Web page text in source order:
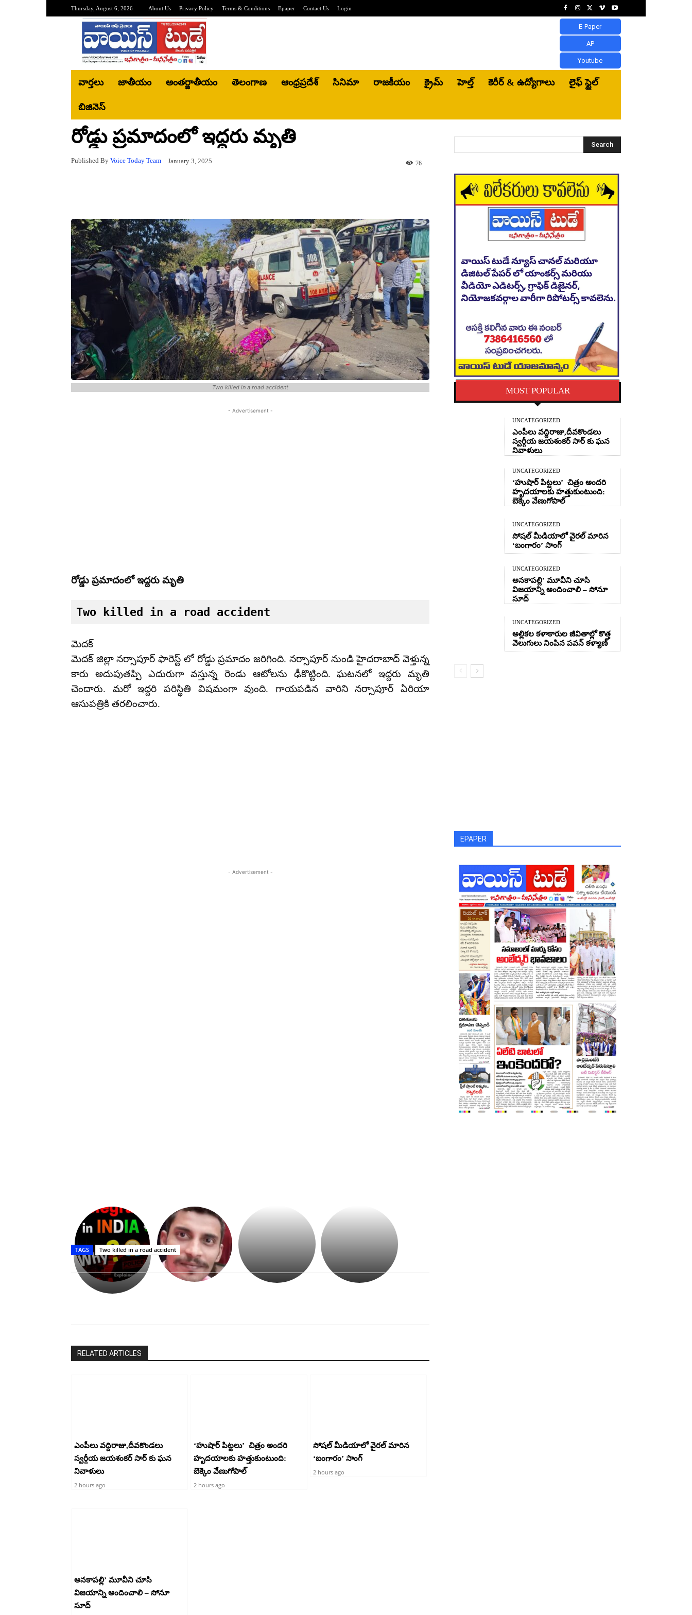
Thursday, August 6, 2026 About Us Privacy Policy Terms & Conditions Epaper Contact Us Login
E-Paper
AP
Youtube
వార్తలు జాతీయం అంతర్జాతీయం తెలంగాణ ఆంధ్రప్రదేశ్ సినిమా రాజకీయం క్రైమ్ హెల్త్‌ కెరీర్ & ఉద్యోగాలు లైఫ్ స్టైల్
బిజినెస్‌
రోడ్డు ప్రమాదంలో ఇద్దరు మృతి
Published By Voice Today Team January 3, 2025 76
Two killed in a road accident
- Advertisement -
రోడ్డు ప్రమాదంలో ఇద్దరు మృతి
Two killed in a road accident
మెదక్
మెదక్ జిల్లా నర్సాపూర్ ఫారెస్ట్ లో రోడ్డు ప్రమాదం జరిగింది. నర్సాపూర్ నుండి హైదరాబాద్ వెళ్తున్న
కారు అదుపుతప్పి ఎదురుగా వస్తున్న రెండు ఆటోలను ఢీకొట్టింది. ఘటనలో ఇద్దరు మృతి
చెందారు. మరో ఇద్దరి పరిస్థితి విషమంగా వుంది. గాయపడిన వారిని నర్సాపూర్ ఏరియా
ఆసుపత్రికి తరలించారు.
- Advertisement -
ప్రసాదం
తీర్థం..తులసీదళం
అసంపూర్ణం
సినిమాతో
పాన్
స్టార్
హీరోయిన్‏గా
శ్రీనిధి
Upasana:
భర్తపై
రివెంజ్
తీర్చుకున్న
ఉపాసన..
పాపం
రామ్
TAGS Two killed in a road accident
RELATED ARTICLES
ఎంపీలు వద్దిరాజు,దీవకొండలు
స్వర్గీయ జయశంకర్ సార్ కు ఘన
నివాళులు
2 hours ago
‘హుషార్‌ పిట్టలు’ చిత్రం అందరి
హృదయాలకు హత్తుకుంటుంది:
బెక్కెం వేణుగోపాల్‌
2 hours ago
సోషల్ మీడియాలో వైరల్ మారిన
‘బంగారం’ సాంగ్
2 hours ago
అనకాపల్లి’ మూవీని చూసి
విజయాన్ని అందించాలి – సోనూ
సూద్
Search
MOST POPULAR
UNCATEGORIZED
ఎంపీలు వద్దిరాజు,దీవకొండలు
స్వర్గీయ జయశంకర్ సార్ కు ఘన
నివాళులు
UNCATEGORIZED
‘హుషార్‌ పిట్టలు’ చిత్రం అందరి
హృదయాలకు హత్తుకుంటుంది:
బెక్కెం వేణుగోపాల్‌
UNCATEGORIZED
సోషల్ మీడియాలో వైరల్ మారిన
‘బంగారం’ సాంగ్
UNCATEGORIZED
అనకాపల్లి’ మూవీని చూసి
విజయాన్ని అందించాలి – సోనూ
సూద్
UNCATEGORIZED
అల్లికల కళాకారుల జీవితాల్లో కొత్త
వెలుగులు నింపిన పవన్ కళ్యాణ్
EPAPER